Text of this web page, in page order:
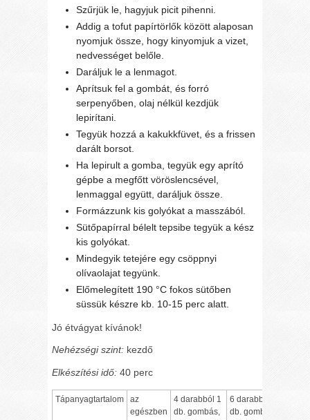
Szűrjük le, hagyjuk picit pihenni.
Addig a tofut papírtörlők között alaposan
nyomjuk össze, hogy kinyomjuk a vizet,
nedvességet belőle.
Daráljuk le a lenmagot.
Aprítsuk fel a gombát, és forró
serpenyőben, olaj nélkül kezdjük
lepirítani.
Tegyük hozzá a kakukkfüvet, és a frissen
darált borsot.
Ha lepirult a gomba, tegyük egy aprító
gépbe a megfőtt vöröslencsével,
lenmaggal együtt, daráljuk össze.
Formázzunk kis golyókat a masszából.
Sütőpapírral bélelt tepsibe tegyük a kész
kis golyókat.
Mindegyik tetejére egy csöppnyi
olívaolajat tegyünk.
Előmelegített 190 °C fokos sütőben
süssük készre kb. 10-15 perc alatt.
Jó étvágyat kívánok!
Nehézségi szint: kezdő
Elkészítési idő: 40 perc
Tápanyagtartalom
az
egészben
4 darabból 1
db. gombás,
6 darabból1
db. gombás,